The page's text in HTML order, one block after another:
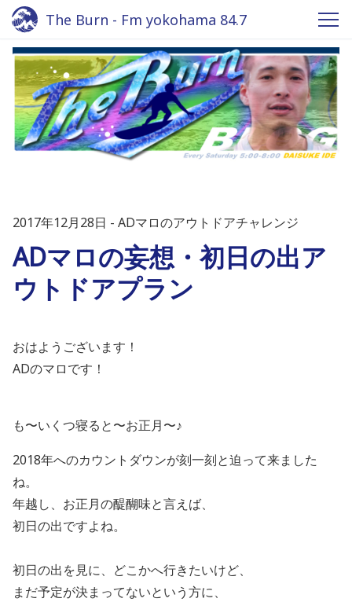
The Burn - Fm yokohama 84.7
2017年12月28日 ADマロのアウトドアチャレンジ
ADマロの妄想・初日の出ア
ウトドアプラン
おはようございます！
ADのマロです！
も〜いくつ寝ると〜お正月〜♪
2018年へのカウントダウンが刻一刻と迫って来ました
ね。
年越し、お正月の醍醐味と言えば、
初日の出ですよね。
初日の出を見に、どこかへ行きたいけど、
まだ予定が決まってないという方に、